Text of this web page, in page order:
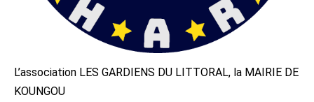
L’association LES GARDIENS DU LITTORAL, la MAIRIE DE
KOUNGOU